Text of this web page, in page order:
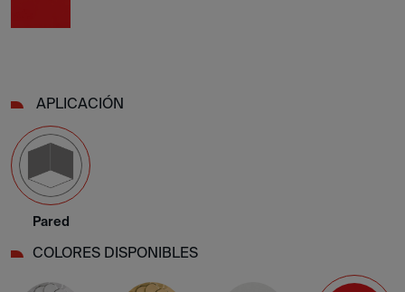
APLICACIÓN
Pared
COLORES DISPONIBLES